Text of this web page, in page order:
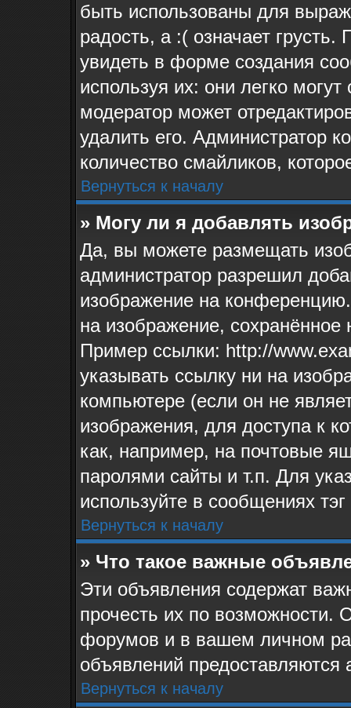
быть использованы для
радость, а :( означает
увидеть в форме создания
используя их: они легко
модератор может
удалить его. Администратор
количество смайликов,
Вернуться к началу
» Могу ли я добавлять
Да, вы можете размещать
администратор разрешил
изображение на
на изображение,
Пример ссылки: http://
указывать ссылку ни на
компьютере (если он не
изображения, для доступа к
как, например, на почтовые
паролями сайты и т.п. Для
используйте в сообщениях
Вернуться к началу
» Что такое важные
Эти объявления содержат
прочесть их по возможности.
форумов и в вашем личном
объявлений
Вернуться к началу